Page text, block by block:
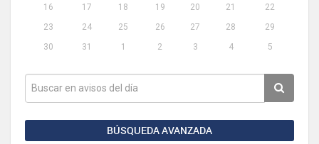
16
17 18 19 20 21
22
23
24 25 26 27 28
29
30
31 1 2 3 4 5
BÚSQUEDA AVANZADA